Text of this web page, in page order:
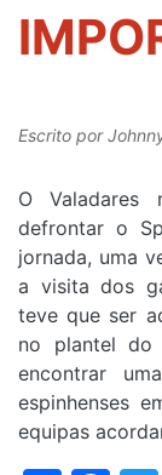
Escrito por
O Valadares
defrontar o
jornada, uma
a visita dos
teve que ser
no plantel do
encontrar
espinhenses
equipas